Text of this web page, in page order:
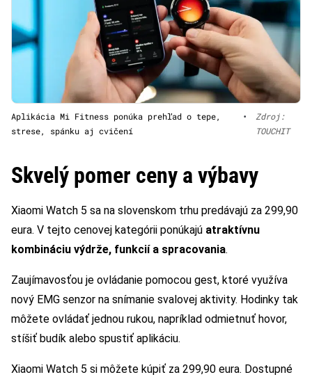
Aplikácia Mi Fitness ponúka prehľad o tepe,
strese, spánku aj cvičení
•
Zdroj:
TOUCHIT
Skvelý pomer ceny a výbavy
Xiaomi Watch 5 sa na slovenskom trhu predávajú za 299,90
eura. V tejto cenovej kategórii ponúkajú atraktívnu
kombináciu výdrže, funkcií a spracovania.
Zaujímavosťou je ovládanie pomocou gest, ktoré využíva
nový EMG senzor na snímanie svalovej aktivity. Hodinky tak
môžete ovládať jednou rukou, napríklad odmietnuť hovor,
stíšiť budík alebo spustiť aplikáciu.
Xiaomi Watch 5 si môžete kúpiť za 299,90 eura. Dostupné